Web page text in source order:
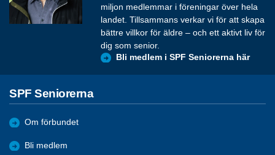
miljon medlemmar i föreningar över hela
landet. Tillsammans verkar vi för att skapa
bättre villkor för äldre – och ett aktivt liv för
dig som senior.
Bli medlem i SPF Seniorerna här
SPF Seniorerna
Om förbundet
Bli medlem